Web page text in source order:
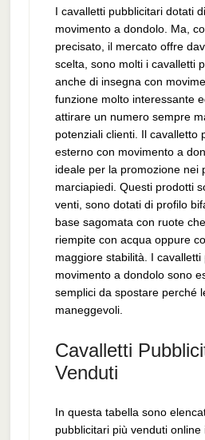
I cavalletti pubblicitari dotati
movimento a dondolo. Ma,
precisato, il mercato offre
scelta, sono molti i cavalletti
anche di insegna con
funzione molto interessante
attirare un numero sempre
potenziali clienti. Il cavalletto
esterno con movimento a
ideale per la promozione nei
marciapiedi. Questi prodotti
venti, sono dotati di profilo
base sagomata con ruote
riempite con acqua oppure
maggiore stabilità. I cavalletti
movimento a dondolo sono
semplici da spostare perché
maneggevoli.
Cavalletti
Venduti
In questa tabella sono
pubblicitari più venduti online